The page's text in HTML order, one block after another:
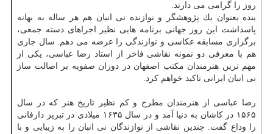
روز را گرامی می دارند.
بنده بعنوان یك پژوهشگر و نوازنده نی انبان هم هر ساله به بهانه
پاسداشت این روز جهانی برنامه هایی نظیر اجراهای دسته جمعی،
برگزاری مسابقه عكاسی و نوازندگی را عرضه می دهم. سال جاری
هم با معرفی دو نمونه نقاشی فاخر از استاد رضا عباسی، یكی از
مهم ترین هنرمندان مكتب اصفهان در دوران صفویه بر اصالت ساز
نی انبان ایرانی تاكید خواهم كرد.
رضا عباسی از هنرمندان مطرح و كم نظیر تاریخ هنر كه در سال
۱۵۶۵ در كاشان به دنیا آمد و در سال ۱۶۳۵ میلادی در تبریز دارفانی
را وداع گفت. چندین نقاشی از نوازندگان نی انبان را به زیبایی و با